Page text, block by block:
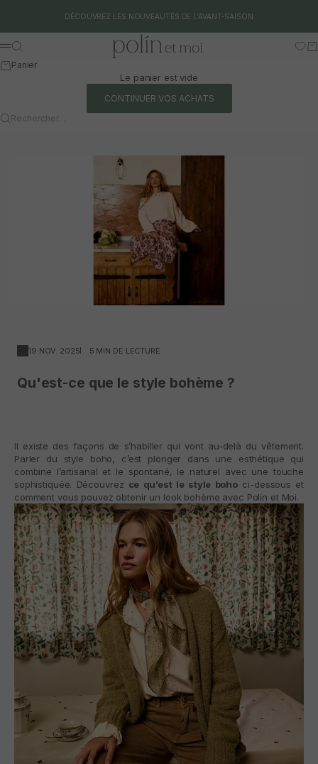
DÉCOUVREZ LES NOUVEAUTÉS DE L'AVANT-SAISON
Polín et moi
Menu
Rechercher
Panier
Le panier est vide
CONTINUER VOS ACHATS
Rechercher…
19 NOV. 2025 5 MIN DE LECTURE
Qu'est-ce que le style bohème ?
Il existe des façons de s’habiller qui vont au-delà du vêtement.
Parler du style boho, c’est plonger dans une esthétique qui
combine l’artisanal et le spontané, le naturel avec une touche
sophistiquée. Découvrez ce qu’est le style boho ci-dessous et
comment vous pouvez obtenir un look bohème avec Polín et Moi.